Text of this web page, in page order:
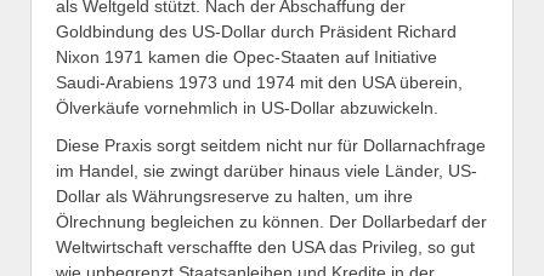
als Weltgeld stützt. Nach der Abschaffung der
Goldbindung des US-Dollar durch Präsident Richard
Nixon 1971 kamen die Opec-Staaten auf Initiative
Saudi-Arabiens 1973 und 1974 mit den USA überein,
Ölverkäufe vornehmlich in US-Dollar abzuwickeln.
Diese Praxis sorgt seitdem nicht nur für Dollarnachfrage
im Handel, sie zwingt darüber hinaus viele Länder, US-
Dollar als Währungsreserve zu halten, um ihre
Ölrechnung begleichen zu können. Der Dollarbedarf der
Weltwirtschaft verschaffte den USA das Privileg, so gut
wie unbegrenzt Staatsanleihen und Kredite in der